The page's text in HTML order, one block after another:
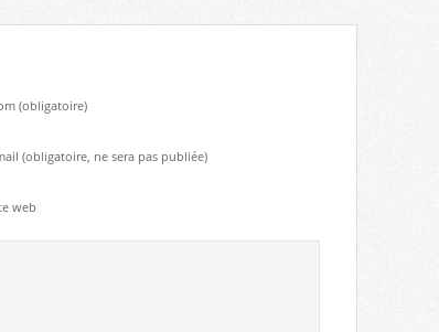
(obligatoire)
(obligatoire, ne sera pas publiée)
web